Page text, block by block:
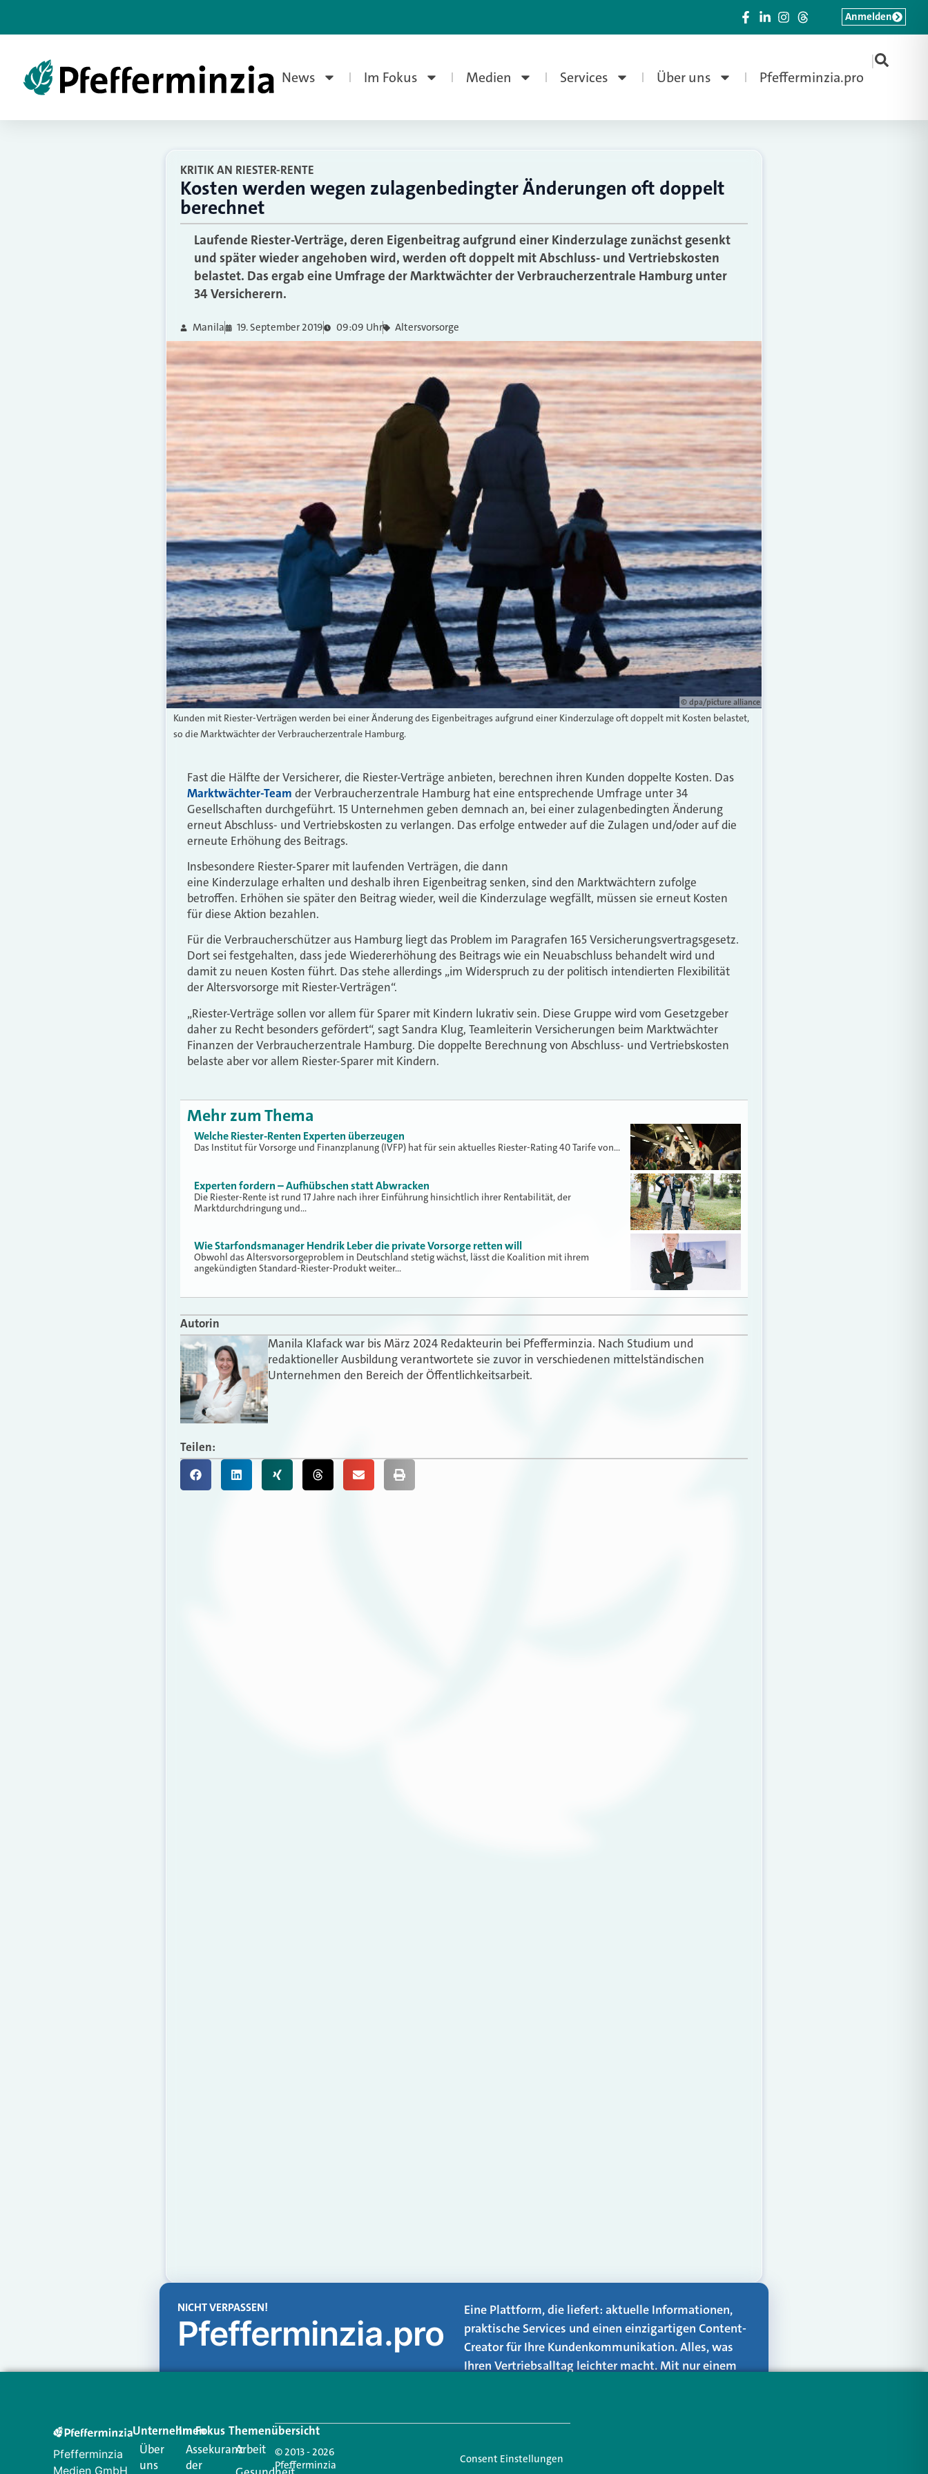
News Im Fokus Medien Services Über uns Pfefferminzia.pro
|
Anmelden
KRITIK AN RIESTER-RENTE
Kosten werden wegen zulagenbedingter Änderungen oft doppelt
berechnet
Laufende Riester-Verträge, deren Eigenbeitrag aufgrund einer Kinderzulage zunächst gesenkt
und später wieder angehoben wird, werden oft doppelt mit Abschluss- und Vertriebskosten
belastet. Das ergab eine Umfrage der Marktwächter der Verbraucherzentrale Hamburg unter
34 Versicherern.
Manila 19. September 2019 09:09 Uhr Altersvorsorge
© dpa/picture alliance
Kunden mit Riester-Verträgen werden bei einer Änderung des Eigenbeitrages aufgrund einer Kinderzulage oft doppelt mit Kosten belastet,
so die Marktwächter der Verbraucherzentrale Hamburg.
Fast die Hälfte der Versicherer, die Riester-Verträge anbieten, berechnen ihren Kunden doppelte Kosten. Das
Marktwächter-Team der Verbraucherzentrale Hamburg hat eine entsprechende Umfrage unter 34
Gesellschaften durchgeführt. 15 Unternehmen geben demnach an, bei einer zulagenbedingten Änderung
erneut Abschluss- und Vertriebskosten zu verlangen. Das erfolge entweder auf die Zulagen und/oder auf die
erneute Erhöhung des Beitrags.
Insbesondere Riester-Sparer mit laufenden Verträgen, die dann
eine Kinderzulage erhalten und deshalb ihren Eigenbeitrag senken, sind den Marktwächtern zufolge
betroffen. Erhöhen sie später den Beitrag wieder, weil die Kinderzulage wegfällt, müssen sie erneut Kosten
für diese Aktion bezahlen.
Für die Verbraucherschützer aus Hamburg liegt das Problem im Paragrafen 165 Versicherungsvertragsgesetz.
Dort sei festgehalten, dass jede Wiedererhöhung des Beitrags wie ein Neuabschluss behandelt wird und
damit zu neuen Kosten führt. Das stehe allerdings „im Widerspruch zu der politisch intendierten Flexibilität
der Altersvorsorge mit Riester-Verträgen“.
„Riester-Verträge sollen vor allem für Sparer mit Kindern lukrativ sein. Diese Gruppe wird vom Gesetzgeber
daher zu Recht besonders gefördert“, sagt Sandra Klug, Teamleiterin Versicherungen beim Marktwächter
Finanzen der Verbraucherzentrale Hamburg. Die doppelte Berechnung von Abschluss- und Vertriebskosten
belaste aber vor allem Riester-Sparer mit Kindern.
Mehr zum Thema
Welche Riester-Renten Experten überzeugen
Das Institut für Vorsorge und Finanzplanung (IVFP) hat für sein aktuelles Riester-Rating 40 Tarife von…
Experten fordern – Aufhübschen statt Abwracken
Die Riester-Rente ist rund 17 Jahre nach ihrer Einführung hinsichtlich ihrer Rentabilität, der
Marktdurchdringung und…
Wie Starfondsmanager Hendrik Leber die private Vorsorge retten will
Obwohl das Altersvorsorgeproblem in Deutschland stetig wächst, lässt die Koalition mit ihrem
angekündigten Standard-Riester-Produkt weiter…
Autorin
Manila Klafack war bis März 2024 Redakteurin bei Pfefferminzia. Nach Studium und
redaktioneller Ausbildung verantwortete sie zuvor in verschiedenen mittelständischen
Unternehmen den Bereich der Öffentlichkeitsarbeit.
Teilen:
NICHT VERPASSEN!
Pfefferminzia.pro
Eine Plattform, die liefert: aktuelle Informationen,
praktische Services und einen einzigartigen Content-
Creator für Ihre Kundenkommunikation. Alles, was
Ihren Vertriebsalltag leichter macht. Mit nur einem
Pfefferminzia
Medien GmbH
Unternehmen
Über
uns
Im Fokus
Assekuranz
der
Themenübersicht
Arbeit
© 2013 - 2026
Pfefferminzia
Consent Einstellungen